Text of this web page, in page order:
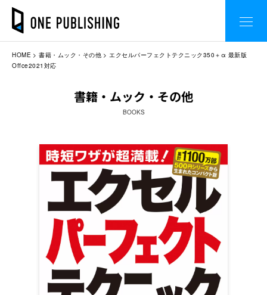
HOME 書籍・ムック・その他
エクセルパーフェクトテクニック350＋α 最新版
Offce2021対応
書籍・ムック・その他
BOOKS